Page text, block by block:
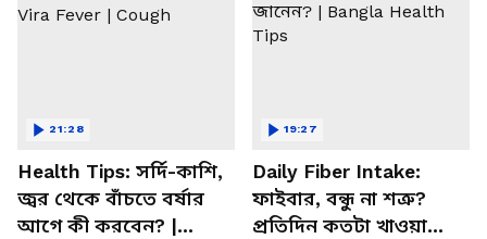
Health Tips: সর্দি-কাশি,
জ্বর থেকে বাঁচতে বর্ষার
আগে কী করবেন? |
21:28
Daily Fiber Intake:
ফাইবার, বন্ধু না শত্রু?
প্রতিদিন কতটা খাওয়া
19:27